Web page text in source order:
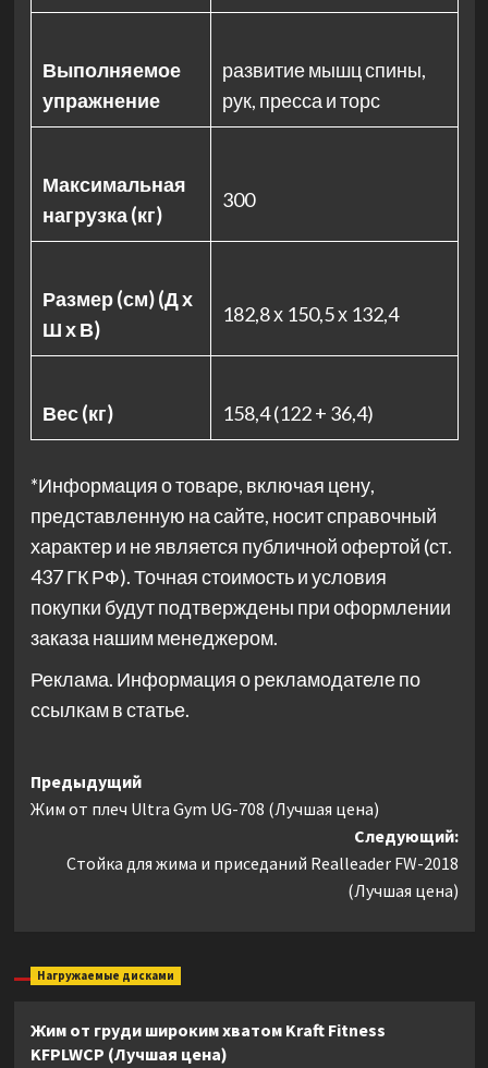
Выполняемое
упражнение
развитие мышц спины,
рук, пресса и торс
Максимальная
нагрузка (кг)
300
Размер (см) (Д х
Ш х В)
182,8 х 150,5 х 132,4
Вес (кг) 158,4 (122 + 36,4)
*Информация о товаре, включая цену,
представленную на сайте, носит справочный
характер и не является публичной офертой (ст.
437 ГК РФ). Точная стоимость и условия
покупки будут подтверждены при оформлении
заказа нашим менеджером.
Реклама. Информация о рекламодателе по
ссылкам в статье.
Навигация
записи
Предыдущий
Жим от плеч Ultra Gym UG-708 (Лучшая цена)
Следующий:
Стойка для жима и приседаний Realleader FW-2018
(Лучшая цена)
Нагружаемые дисками
Жим от груди широким хватом Kraft Fitness
KFPLWCP (Лучшая цена)